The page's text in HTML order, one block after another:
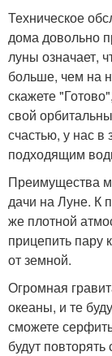
Техническое
дома довольно
луны означает,
больше, чем на
скажете
свой
счастью, у нас в
подходящим
Преимущества
дачи на Луне. К
же плотной
прицепить пару
от земной.
Огромная
океаны, и те
сможете
будут